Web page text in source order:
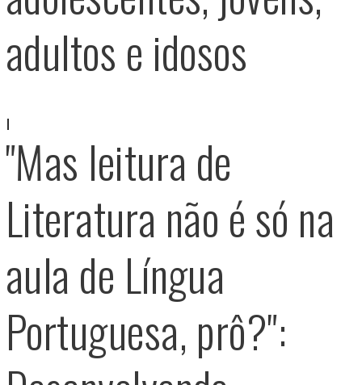
adultos e idosos
"Mas leitura de
Literatura não é só na
aula de Língua
Portuguesa, prô?":